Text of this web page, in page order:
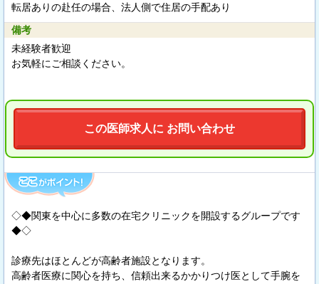
転居ありの赴任の場合、法人側で住居の手配あり
備考
未経験者歓迎
お気軽にご相談ください。
この医師求人に お問い合わせ
◇◆関東を中心に多数の在宅クリニックを開設するグループです
◆◇
診療先はほとんどが高齢者施設となります。
高齢者医療に関心を持ち、信頼出来るかかりつけ医として手腕を